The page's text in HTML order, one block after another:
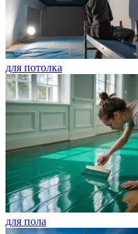
для потолка
для пола